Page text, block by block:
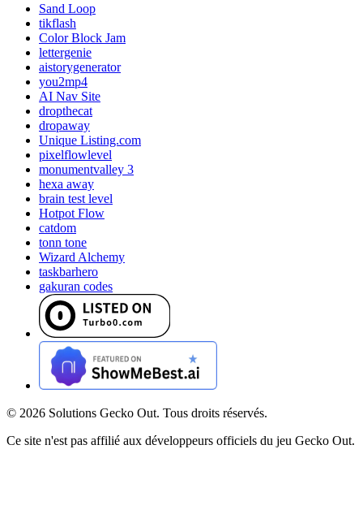
Sand Loop
tikflash
Color Block Jam
lettergenie
aistorygenerator
you2mp4
AI Nav Site
dropthecat
dropaway
Unique Listing.com
pixelflowlevel
monumentvalley 3
hexa away
brain test level
Hotpot Flow
catdom
tonn tone
Wizard Alchemy
taskbarhero
gakuran codes
© 2026 Solutions Gecko Out. Tous droits réservés.
Ce site n'est pas affilié aux développeurs officiels du jeu Gecko Out.